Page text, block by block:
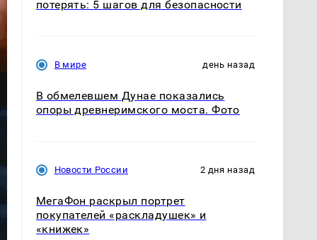
потерять: 5 шагов для безопасности
В мире день назад
В обмелевшем Дунае показались
опоры древнеримского моста. Фото
Новости России 2 дня назад
МегаФон раскрыл портрет
покупателей «раскладушек» и
«книжек»